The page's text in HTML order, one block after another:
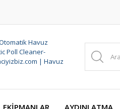
EKİPMANLAR AYDINLATMA